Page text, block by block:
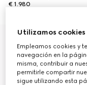
€ 1.980
Utilizamos cookies
Empleamos cookies y
navegación en la
misma, contribuir a
permitirle compartir
sigue utilizando esta